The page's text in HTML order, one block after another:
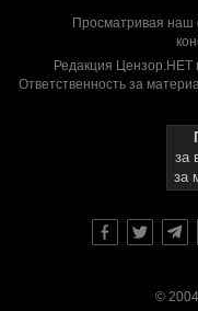
Просматривая наш
Редакция Цензор.НЕТ
Ответственность за
за
за
©